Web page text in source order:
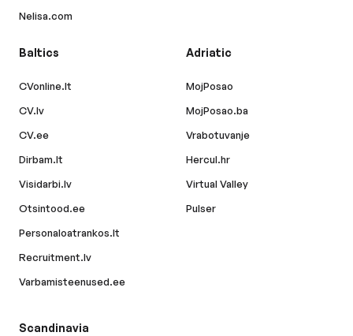
Nelisa.com
Baltics
CVonline.lt
CV.lv
CV.ee
Dirbam.lt
Visidarbi.lv
Otsintood.ee
Personaloatrankos.lt
Recruitment.lv
Varbamisteenused.ee
Adriatic
MojPosao
MojPosao.ba
Vrabotuvanje
Hercul.hr
Virtual Valley
Pulser
Scandinavia